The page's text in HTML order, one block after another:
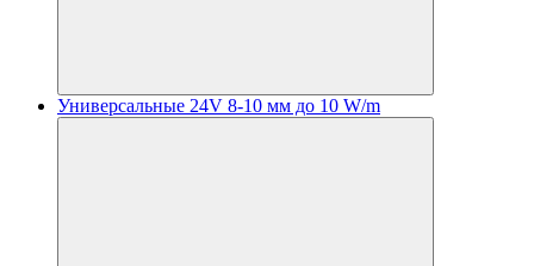
Универсальные 24V 8-10 мм до 10 W/m